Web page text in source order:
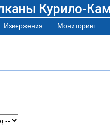
Курило-
Извержения Мониторинг